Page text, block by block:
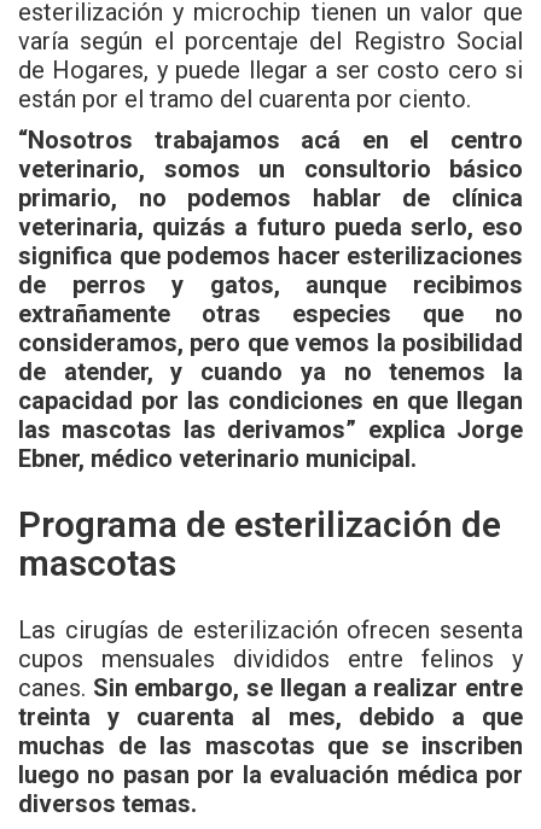
esterilización y microchip tienen un valor que
varía según el porcentaje del Registro Social
de Hogares, y puede llegar a ser costo cero si
están por el tramo del cuarenta por ciento.
“Nosotros trabajamos acá en el centro
veterinario, somos un consultorio básico
primario, no podemos hablar de clínica
veterinaria, quizás a futuro pueda serlo, eso
significa que podemos hacer esterilizaciones
de perros y gatos, aunque recibimos
extrañamente otras especies que no
consideramos, pero que vemos la posibilidad
de atender, y cuando ya no tenemos la
capacidad por las condiciones en que llegan
las mascotas las derivamos” explica Jorge
Ebner, médico veterinario municipal.
Programa de esterilización de
mascotas
Las cirugías de esterilización ofrecen sesenta
cupos mensuales divididos entre felinos y
canes. Sin embargo, se llegan a realizar entre
treinta y cuarenta al mes, debido a que
muchas de las mascotas que se inscriben
luego no pasan por la evaluación médica por
diversos temas.